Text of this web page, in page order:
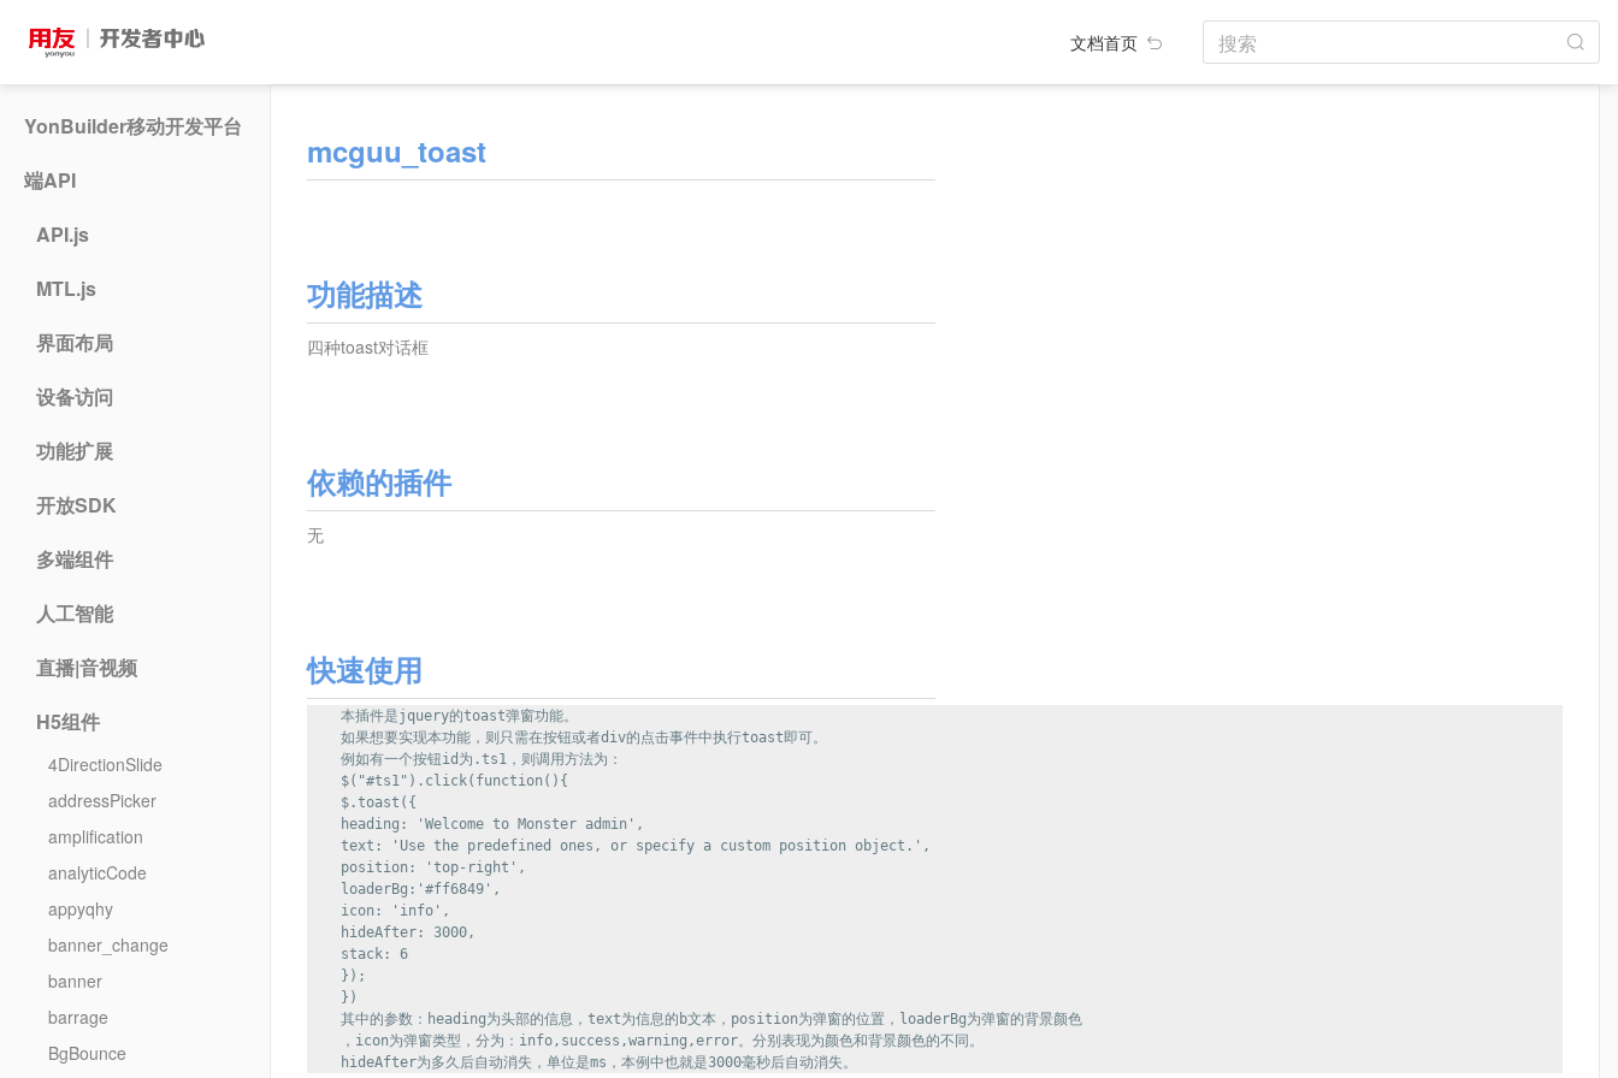
文档首页 搜索
YonBuilder移动开发平台
端API
API.js
MTL.js
界面布局
设备访问
功能扩展
开放SDK
多端组件
人工智能
直播|音视频
H5组件
4DirectionSlide
addressPicker
amplification
analyticCode
appyqhy
banner_change
banner
barrage
BgBounce
mcguu_toast
功能描述
四种toast对话框
依赖的插件
无
快速使用
    本插件是jquery的toast弹窗功能。
    如果想要实现本功能，则只需在按钮或者div的点击事件中执行toast即可。
    例如有一个按钮id为.ts1，则调用方法为：
    $("#ts1").click(function(){
    $.toast({
    heading: 'Welcome to Monster admin',
    text: 'Use the predefined ones, or specify a custom position object.',
    position: 'top-right',
    loaderBg:'#ff6849',
    icon: 'info',
    hideAfter: 3000,
    stack: 6
    });
    })
    其中的参数：heading为头部的信息，text为信息的b文本，position为弹窗的位置，loaderBg为弹窗的背景颜色
    ，icon为弹窗类型，分为：info,success,warning,error。分别表现为颜色和背景颜色的不同。